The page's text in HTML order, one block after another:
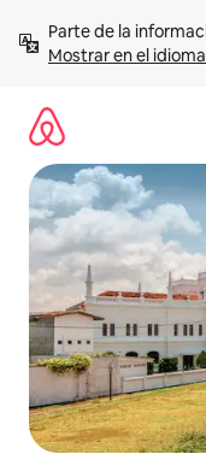
contenidoMostrar en el